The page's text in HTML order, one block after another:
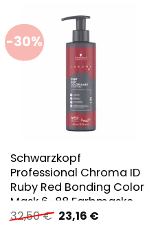
-30%
Schwarzkopf
Professional Chroma ID
Ruby Red Bonding Color
Mask 6-88 Farbmaske
32,50€ Ursprünglicher
Preis
23,16 €Aktueller